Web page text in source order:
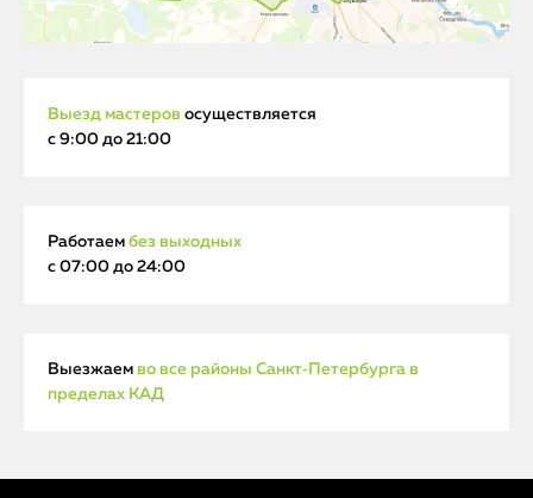
Выезд мастеров осуществляется
с 9:00 до 21:00
Работаем без выходных
с 07:00 до 24:00
Выезжаем во все районы Санкт‑Петербурга в
пределах КАД